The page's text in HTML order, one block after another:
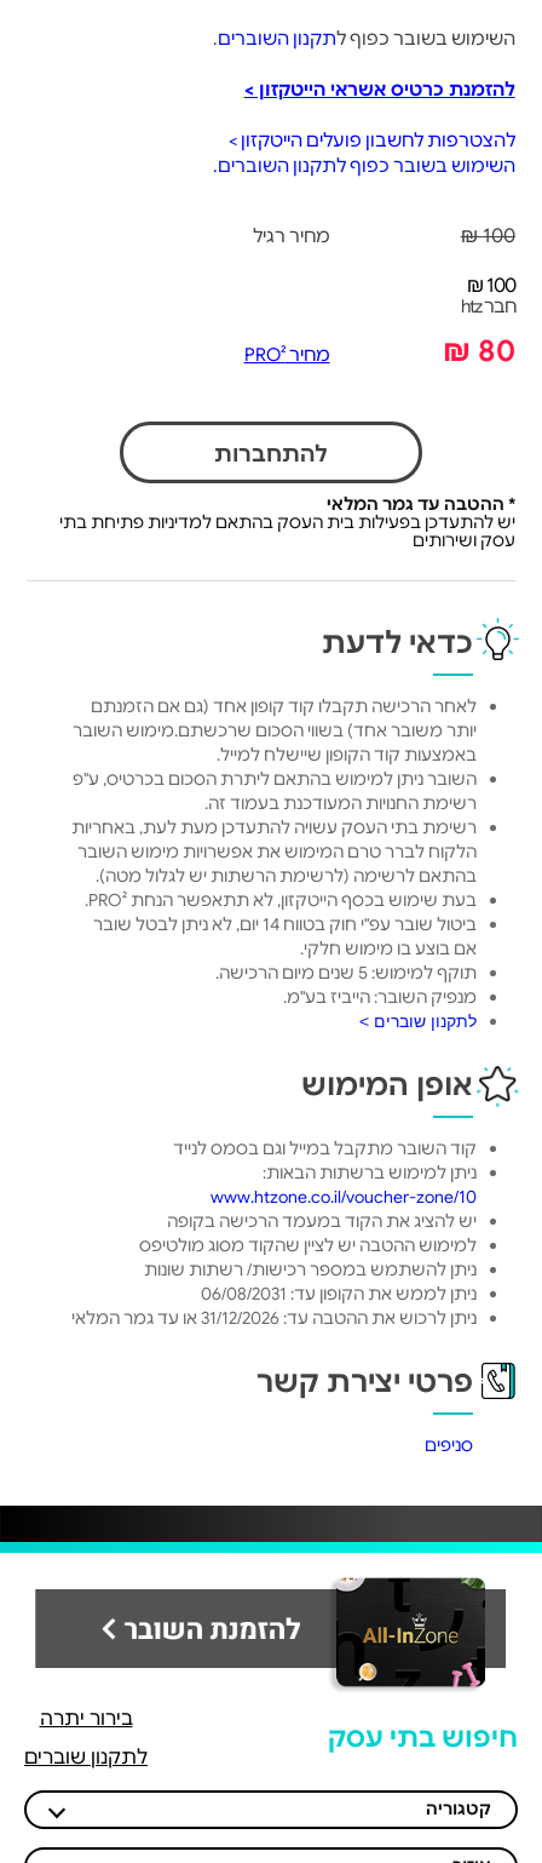
השימוש בשובר כפוף לתקנון השוברים.
להזמנת כרטיס אשראי הייטקזון >
להצטרפות לחשבון פועלים הייטקזון >
השימוש בשובר כפוף לתקנון השוברים.
100 ₪ מחיר רגיל
100 ₪
חבר htz
80 ₪ מחיר PRO²
להתחברות
* ההטבה עד גמר המלאי
יש להתעדכן בפעילות בית העסק בהתאם למדיניות פתיחת בתי
עסק ושירותים
כדאי לדעת
לאחר הרכישה תקבלו קוד קופון אחד (גם אם הזמנתם
יותר משובר אחד) בשווי הסכום שרכשתם.מימוש השובר
באמצעות קוד הקופון שיישלח למייל.
השובר ניתן למימוש בהתאם ליתרת הסכום בכרטיס, ע"פ
רשימת החנויות המעודכנת בעמוד זה.
רשימת בתי העסק עשויה להתעדכן מעת לעת, באחריות
הלקוח לברר טרם המימוש את אפשרויות מימוש השובר
בהתאם לרשימה (לרשימת הרשתות יש לגלול מטה).
בעת שימוש בכסף הייטקזון, לא תתאפשר הנחת PRO².
ביטול שובר עפ"י חוק בטווח 14 יום, לא ניתן לבטל שובר
אם בוצע בו מימוש חלקי.
תוקף למימוש: 5 שנים מיום הרכישה.
מנפיק השובר: הייביז בע"מ.
לתקנון שוברים >
אופן המימוש
קוד השובר מתקבל במייל וגם בסמס לנייד
ניתן למימוש ברשתות הבאות:
www.htzone.co.il/voucher-zone/10
יש להציג את הקוד במעמד הרכישה בקופה
למימוש ההטבה יש לציין שהקוד מסוג מולטיפס
ניתן להשתמש במספר רכישות/ רשתות שונות
ניתן לממש את הקופון עד: 06/08/2031
ניתן לרכוש את ההטבה עד: 31/12/2026 או עד גמר המלאי
פרטי יצירת קשר
סניפים
חיפוש בתי עסק
בירור יתרה
לתקנון שוברים
קטגוריה